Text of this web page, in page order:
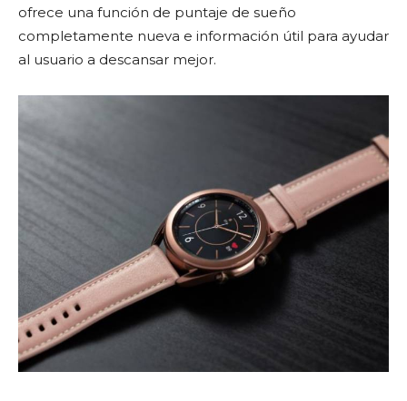
ofrece una función de puntaje de sueño
completamente nueva e información útil para ayudar
al usuario a descansar mejor.